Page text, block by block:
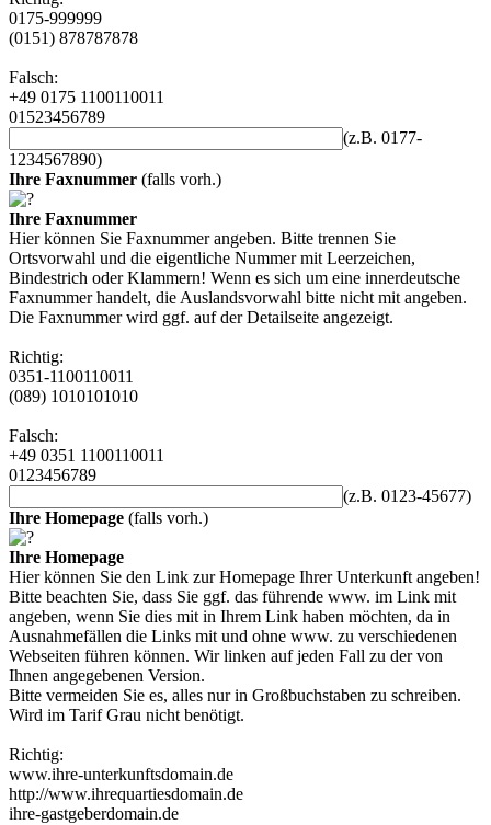
0175-999999
(0151) 878787878
Falsch:
+49 0175 1100110011
01523456789
(z.B. 0177-
1234567890)
Ihre Faxnummer (falls vorh.)
Ihre Faxnummer
Hier können Sie Faxnummer angeben. Bitte trennen Sie
Ortsvorwahl und die eigentliche Nummer mit Leerzeichen,
Bindestrich oder Klammern! Wenn es sich um eine innerdeutsche
Faxnummer handelt, die Auslandsvorwahl bitte nicht mit angeben.
Die Faxnummer wird ggf. auf der Detailseite angezeigt.
Richtig:
0351-1100110011
(089) 1010101010
Falsch:
+49 0351 1100110011
0123456789
(z.B. 0123-45677)
Ihre Homepage (falls vorh.)
Ihre Homepage
Hier können Sie den Link zur Homepage Ihrer Unterkunft angeben!
Bitte beachten Sie, dass Sie ggf. das führende www. im Link mit
angeben, wenn Sie dies mit in Ihrem Link haben möchten, da in
Ausnahmefällen die Links mit und ohne www. zu verschiedenen
Webseiten führen können. Wir linken auf jeden Fall zu der von
Ihnen angegebenen Version.
Bitte vermeiden Sie es, alles nur in Großbuchstaben zu schreiben.
Wird im Tarif Grau nicht benötigt.
Richtig:
www.ihre-unterkunftsdomain.de
http://www.ihrequartiesdomain.de
ihre-gastgeberdomain.de